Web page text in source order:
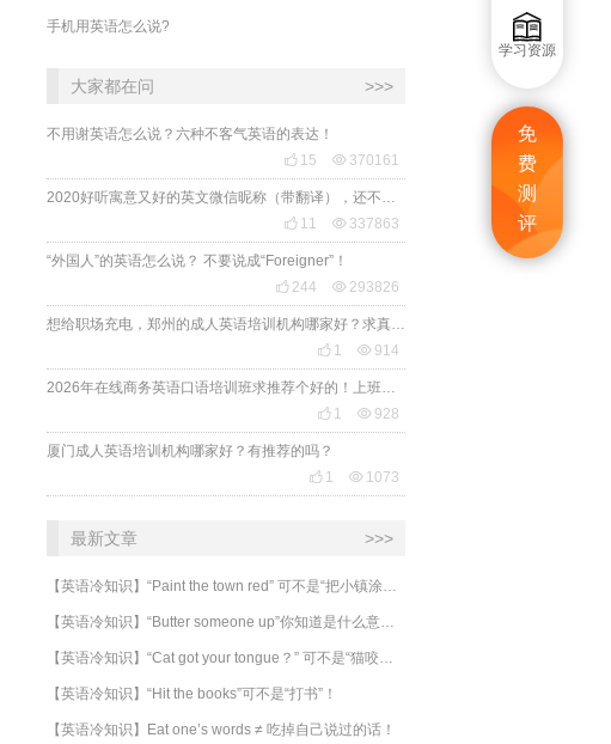

学习资源
免
费
测
评
手机用英语怎么说?
大家都在问 >>>
不用谢英语怎么说？六种不客气英语的表达！
 15  370161
 11  337863
“外国人”的英语怎么说？ 不要说成“Foreigner”！
 244  293826
 1  914
 1  928
厦门成人英语培训机构哪家好？有推荐的吗？
 1  1073
最新文章 >>>
​【英语冷知识】“Hit the books”可不是“打书”！
【英语冷知识】Eat one’s words ≠ 吃掉自己说过的话！